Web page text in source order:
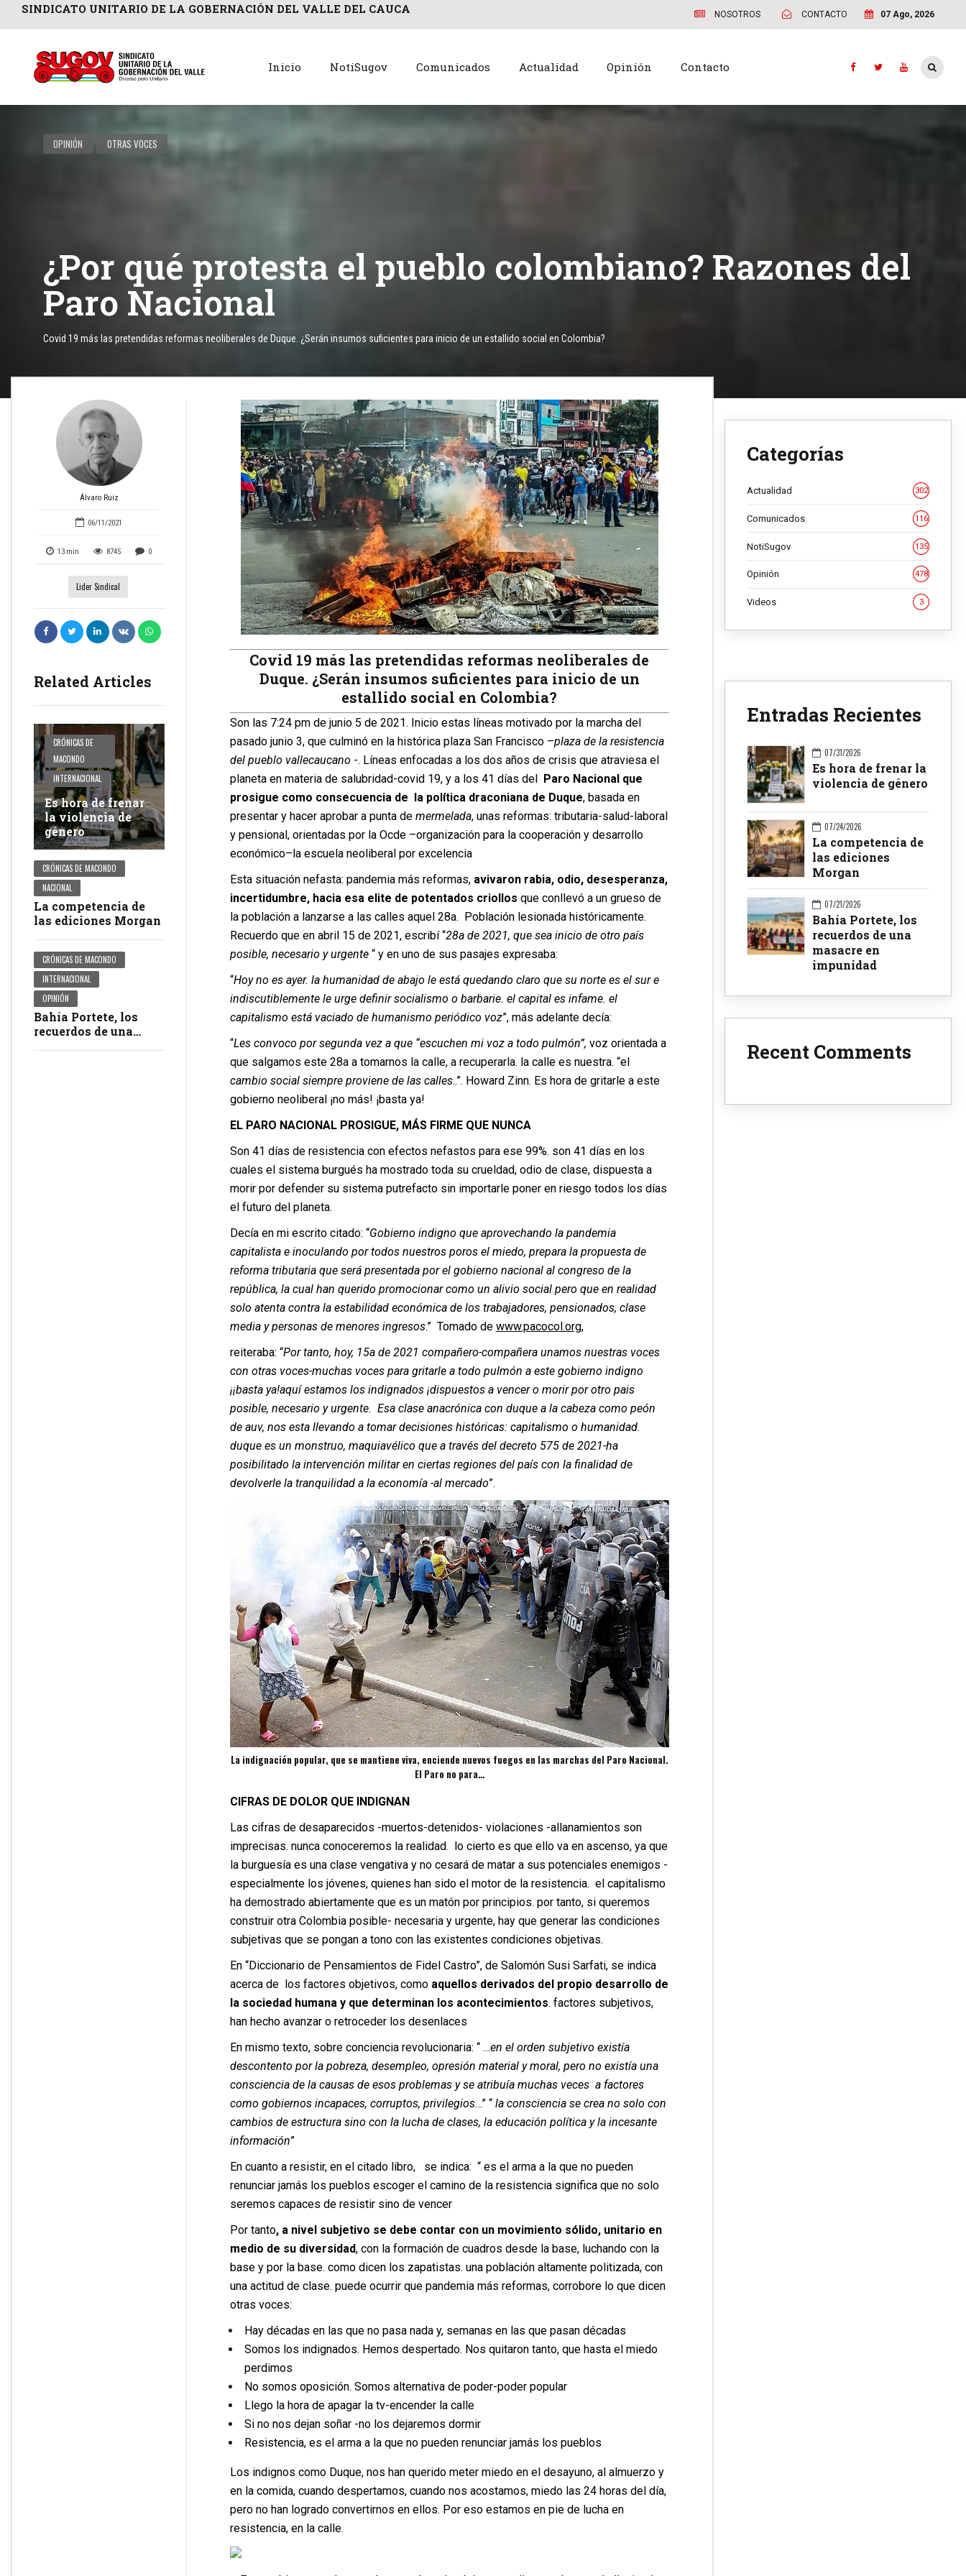
SINDICATO UNITARIO DE LA GOBERNACIÓN DEL VALLE DEL CAUCA NOSOTROS CONTACTO 07 Ago, 2026
Inicio NotiSugov Comunicados Actualidad Opinión Contacto
OPINIÓN OTRAS VOCES
¿Por qué protesta el pueblo colombiano? Razones del
Paro Nacional
Covid 19 más las pretendidas reformas neoliberales de Duque. ¿Serán insumos suficientes para inicio de un estallido social en Colombia?
Álvaro Ruiz
06/11/2021
13 min 8745 0
Lider Sindical
Related Articles
CRÓNICAS DE
MACONDO
INTERNACIONAL
Es hora de frenar
la violencia de
género
CRÓNICAS DE MACONDO
NACIONAL
La competencia de
las ediciones Morgan
CRÓNICAS DE MACONDO
INTERNACIONAL
OPINIÓN
Bahía Portete, los
recuerdos de una
Covid 19 más las pretendidas reformas neoliberales de
Duque. ¿Serán insumos suficientes para inicio de un
estallido social en Colombia?
Son las 7:24 pm de junio 5 de 2021. Inicio estas líneas motivado por la marcha del
pasado junio 3, que culminó en la histórica plaza San Francisco –plaza de la resistencia
del pueblo vallecaucano -. Líneas enfocadas a los dos años de crisis que atraviesa el
planeta en materia de salubridad-covid 19, y a los 41 días del
Paro Nacional que
prosigue como consecuencia de la política draconiana de Duque, basada en
presentar y hacer aprobar a punta de mermelada, unas reformas: tributaria-salud-laboral
y pensional, orientadas por la Ocde –organización para la cooperación y desarrollo
económico–la escuela neoliberal por excelencia
Esta situación nefasta: pandemia más reformas, avivaron rabia, odio, desesperanza,
incertidumbre, hacia esa elite de potentados criollos que conllevó a un grueso de
la población a lanzarse a las calles aquel 28a. Población lesionada históricamente.
Recuerdo que en abril 15 de 2021, escribí “28a de 2021, que sea inicio de otro país
posible, necesario y urgente“ y en uno de sus pasajes expresaba:
“Hoy no es ayer. la humanidad de abajo le está quedando claro que su norte es el sur e
indiscutiblemente le urge definir socialismo o barbarie. el capital es infame. el
capitalismo está vaciado de humanismo periódico voz”, más adelante decía:
“Les convoco por segunda vez a que “escuchen mi voz a todo pulmón”, voz orientada a
que salgamos este 28a a tomarnos la calle, a recuperarla. la calle es nuestra. “el
cambio social siempre proviene de las calles..”. Howard Zinn. Es hora de gritarle a este
gobierno neoliberal ¡no más! ¡basta ya!
EL PARO NACIONAL PROSIGUE, MÁS FIRME QUE NUNCA
Son 41 días de resistencia con efectos nefastos para ese 99%. son 41 días en los
cuales el sistema burgués ha mostrado toda su crueldad, odio de clase, dispuesta a
morir por defender su sistema putrefacto sin importarle poner en riesgo todos los días
el futuro del planeta.
Decía en mi escrito citado: “Gobierno indigno que aprovechando la pandemia
capitalista e inoculando por todos nuestros poros el miedo, prepara la propuesta de
reforma tributaria que será presentada por el gobierno nacional al congreso de la
república, la cual han querido promocionar como un alivio social pero que en realidad
solo atenta contra la estabilidad económica de los trabajadores, pensionados, clase
media y personas de menores ingresos.” Tomado de www.pacocol.org,
reiteraba: “Por tanto, hoy, 15a de 2021 compañero-compañera unamos nuestras voces
con otras voces-muchas voces para gritarle a todo pulmón a este gobierno indigno
¡¡basta ya!aquí estamos los indignados ¡dispuestos a vencer o morir por otro pais
posible, necesario y urgente. Esa clase anacrónica con duque a la cabeza como peón
de auv, nos esta llevando a tomar decisiones históricas: capitalismo o humanidad.
duque es un monstruo, maquiavélico que a través del decreto 575 de 2021-ha
posibilitado la intervención militar en ciertas regiones del país con la finalidad de
devolverle la tranquilidad a la economía -al mercado”.
La indignación popular, que se mantiene viva, enciende nuevos fuegos en las marchas del Paro Nacional.
El Paro no para…
CIFRAS DE DOLOR QUE INDIGNAN
Las cifras de desaparecidos -muertos-detenidos- violaciones -allanamientos son
imprecisas. nunca conoceremos la realidad. lo cierto es que ello va en ascenso, ya que
la burguesía es una clase vengativa y no cesará de matar a sus potenciales enemigos -
especialmente los jóvenes, quienes han sido el motor de la resistencia. el capitalismo
ha demostrado abiertamente que es un matón por principios. por tanto, si queremos
construir otra Colombia posible- necesaria y urgente, hay que generar las condiciones
subjetivas que se pongan a tono con las existentes condiciones objetivas.
En “Diccionario de Pensamientos de Fidel Castro”, de Salomón Susi Sarfati, se indica
acerca de los factores objetivos, como aquellos derivados del propio desarrollo de
la sociedad humana y que determinan los acontecimientos. factores subjetivos,
han hecho avanzar o retroceder los desenlaces
En mismo texto, sobre conciencia revolucionaria: “ …en el orden subjetivo existía
descontento por la pobreza, desempleo, opresión material y moral, pero no existía una
consciencia de la causas de esos problemas y se atribuía muchas veces a factores
como gobiernos incapaces, corruptos, privilegios…” “ la consciencia se crea no solo con
cambios de estructura sino con la lucha de clases, la educación política y la incesante
información”
En cuanto a resistir, en el citado libro, se indica: “ es el arma a la que no pueden
renunciar jamás los pueblos escoger el camino de la resistencia significa que no solo
seremos capaces de resistir sino de vencer
Por tanto, a nivel subjetivo se debe contar con un movimiento sólido, unitario en
medio de su diversidad, con la formación de cuadros desde la base, luchando con la
base y por la base. como dicen los zapatistas. una población altamente politizada, con
una actitud de clase. puede ocurrir que pandemia más reformas, corrobore lo que dicen
otras voces:
Hay décadas en las que no pasa nada y, semanas en las que pasan décadas
Somos los indignados. Hemos despertado. Nos quitaron tanto, que hasta el miedo
perdimos
No somos oposición. Somos alternativa de poder-poder popular
Llego la hora de apagar la tv-encender la calle
Si no nos dejan soñar -no los dejaremos dormir
Resistencia, es el arma a la que no pueden renunciar jamás los pueblos
Los indignos como Duque, nos han querido meter miedo en el desayuno, al almuerzo y
en la comida, cuando despertamos, cuando nos acostamos, miedo las 24 horas del día,
pero no han logrado convertirnos en ellos. Por eso estamos en pie de lucha en
resistencia, en la calle.
Categorías
Actualidad 302
Comunicados 116
NotiSugov 135
Opinión 478
Videos 3
Entradas Recientes
07/31/2026
Es hora de frenar la
violencia de género
07/24/2026
La competencia de
las ediciones
Morgan
07/21/2026
Bahía Portete, los
recuerdos de una
masacre en
impunidad
Recent Comments